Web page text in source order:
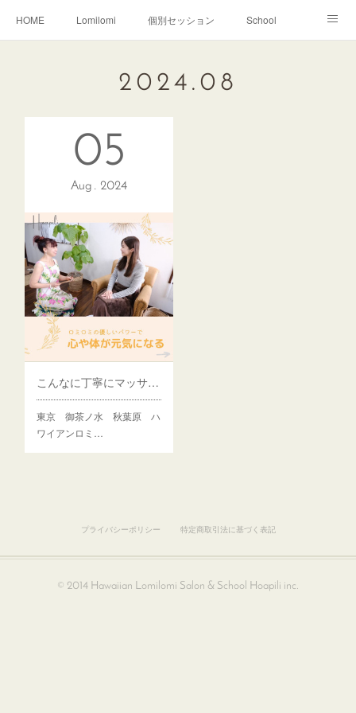
HOME Lomilomi 個別セッション School
2024 . 08
05
Aug 2024
こんなに丁寧にマッサージを受けたのは初めて
東京 御茶ノ水 秋葉原 ハ
ワイアンロミ…
プライバシーポリシー 特定商取引法に基づく表記
© 2014 Hawaiian Lomilomi Salon & School Hoapili inc.